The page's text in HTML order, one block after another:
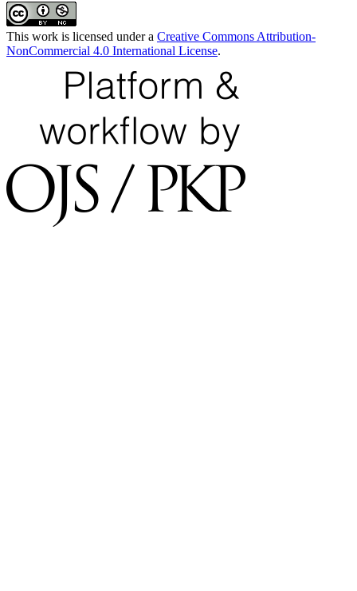
This work is licensed under a Creative Commons Attribution-
NonCommercial 4.0 International License.